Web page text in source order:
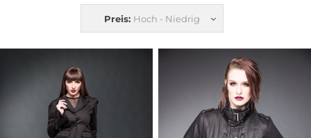
Store Leipzig
Preis: Hoch - Niedrig